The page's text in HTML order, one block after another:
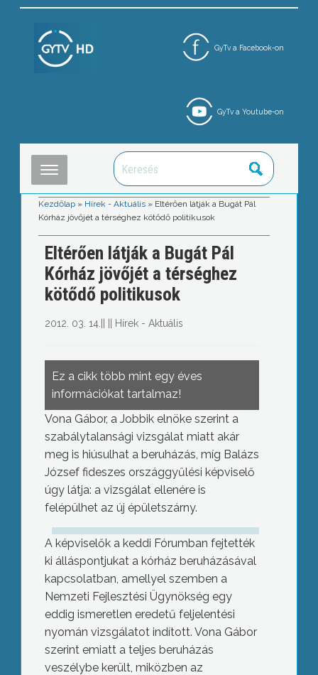
GyTv a Facebook-on
GyTv a Youtube-on
Kezdőlap » Hírek - Aktuális » Eltérően látják a Bugát Pál
Kórház jövőjét a térséghez kötődő politikusok
Eltérően látják a Bugát Pál
Kórház jövőjét a térséghez
kötődő politikusok
2012. 03. 14. Hírek - Aktuális
Ez a cikk több mint egy éves
információkat tartalmaz!
Vona Gábor, a Jobbik elnöke szerint a
szabálytalansági vizsgálat miatt akár
meg is hiúsulhat a beruházás, míg Balázs
József fideszes országgyűlési képviselő
úgy látja: a vizsgálat ellenére is
felépülhet az új épületszárny.
A képviselők a keddi Fórumban fejtették
ki álláspontjukat a kórház beruházásával
kapcsolatban, amellyel szemben a
Nemzeti Fejlesztési Ügynökség egy
eddig ismeretlen eredetű feljelentési
nyomán vizsgálatot indított. Vona Gábor
szerint emiatt a teljes beruházás
veszélybe került, miközben az